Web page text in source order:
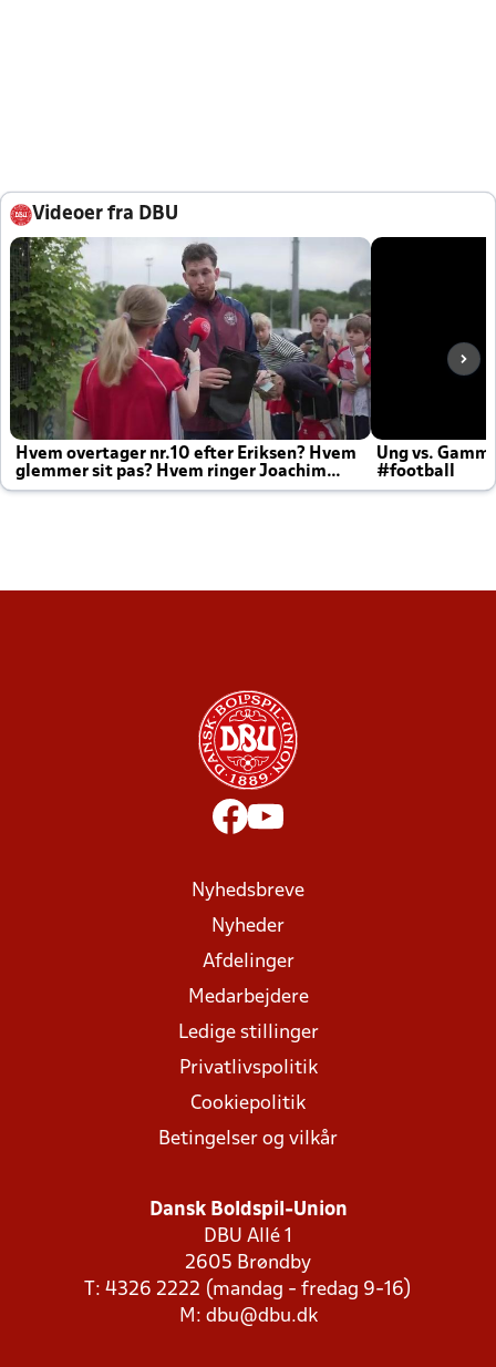
Videoer fra DBU
Hvem overtager nr.10 efter Eriksen? Hvem
glemmer sit pas? Hvem ringer Joachim
altid til efter kampe?
Ung vs.
#football
Nyhedsbreve
Nyheder
Afdelinger
Medarbejdere
Ledige stillinger
Privatlivspolitik
Cookiepolitik
Betingelser og vilkår
Dansk Boldspil-Union
DBU Allé 1
2605 Brøndby
T: 4326 2222 (mandag - fredag 9-16)
M: dbu@dbu.dk